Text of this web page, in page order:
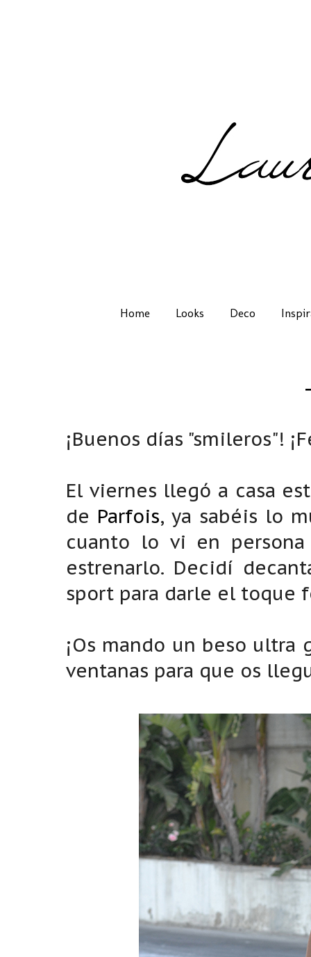
Home Looks Deco
¡Buenos días "smileros"!
El viernes llegó a casa
de Parfois, ya sabéis lo
cuanto lo vi en
estrenarlo. Decidí
sport para darle el toque
¡Os mando un beso ultra
ventanas para que os